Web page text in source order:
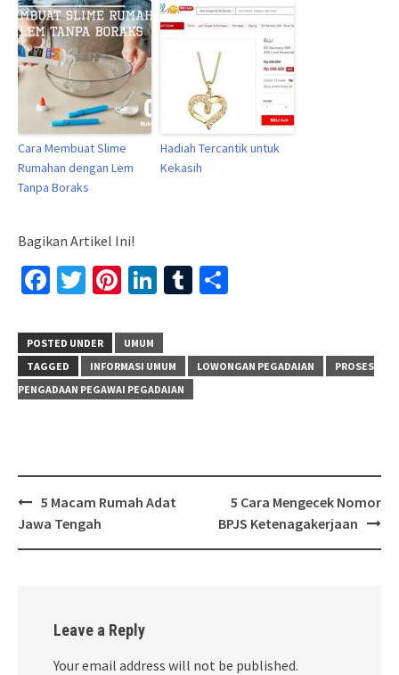
Cara Membuat Slime
Rumahan dengan Lem
Tanpa Boraks
Hadiah Tercantik untuk
Kekasih
Bagikan Artikel Ini!
Facebook
TwitterPinterest
LinkedIn
Tumblr
POSTED UNDER
UMUM
TAGGED
INFORMASI UMUM LOWONGAN PEGADAIAN
PROSES
PENGADAAN PEGAWAI PEGADAIAN
Post
navigation
5 Macam Rumah Adat
Jawa Tengah
5 Cara Mengecek Nomor
BPJS Ketenagakerjaan
Leave a Reply
Your email address will not be published.